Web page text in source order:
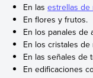
En lasestrellas de
En flores y frutos.
En los panales de
En los cristales de
En las señales de
En edificaciones